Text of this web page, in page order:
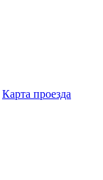
Карта проезда